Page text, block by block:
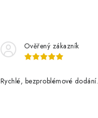
Ověřený zákazník
Rychlé, bezproblémové dodání.